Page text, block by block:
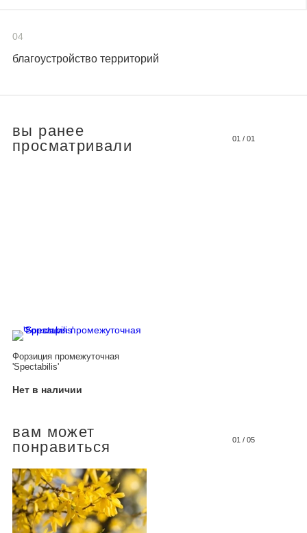
04
благоустройство территорий
вы ранее
просматривали
01 / 01
Форзиция промежуточная
'Spectabilis'
Нет в наличии
вам может
понравиться
01 / 05